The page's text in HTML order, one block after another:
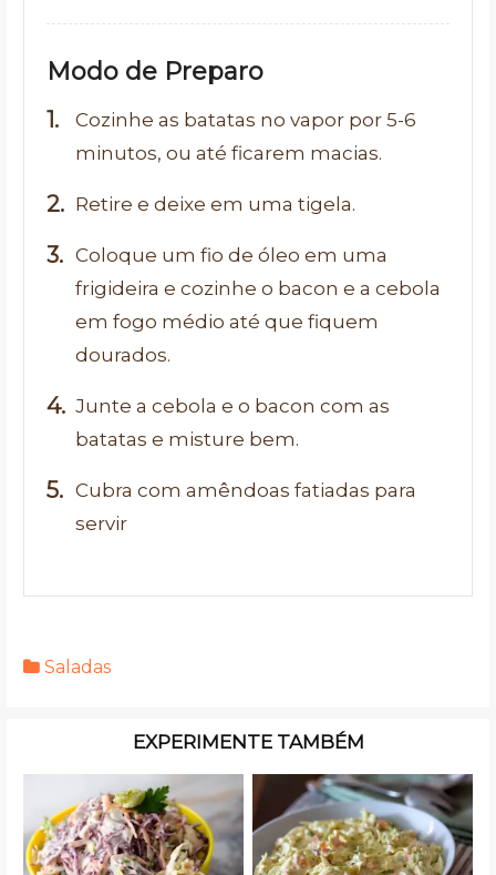
Modo de Preparo
Cozinhe as batatas no vapor por 5-6
minutos, ou até ficarem macias.
Retire e deixe em uma tigela.
Coloque um fio de óleo em uma
frigideira e cozinhe o bacon e a cebola
em fogo médio até que fiquem
dourados.
Junte a cebola e o bacon com as
batatas e misture bem.
Cubra com amêndoas fatiadas para
servir
Saladas
EXPERIMENTE TAMBÉM